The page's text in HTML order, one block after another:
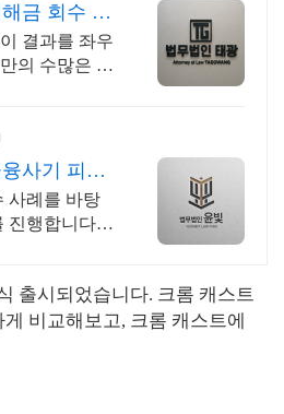
금 회수 사
결과를 좌우
의 수많은 노
사기 피해
사례를 바탕
진행합니다
출시되었습니다. 크롬 캐스트
비교해보고, 크롬 캐스트에